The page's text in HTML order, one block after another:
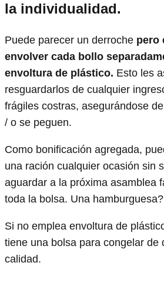
la individualidad.
Puede parecer un derroche pero
envolver cada bollo
envoltura de plástico. Esto les
resguardarlos de cualquier
frágiles costras, asegurándose
/ o se peguen.
Como bonificación agregada,
una ración cualquier ocasión sin
aguardar a la próxima asamblea
toda la bolsa. Una
Si no emplea envoltura de
tiene una bolsa para congelar de
calidad.